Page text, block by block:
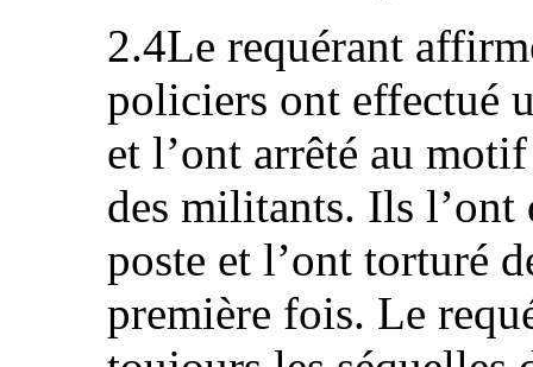
2.4Le requérant
policiers ont effectué
et l’ont arrêté au
des militants. Ils l’ont
poste et l’ont torturé
première fois. Le